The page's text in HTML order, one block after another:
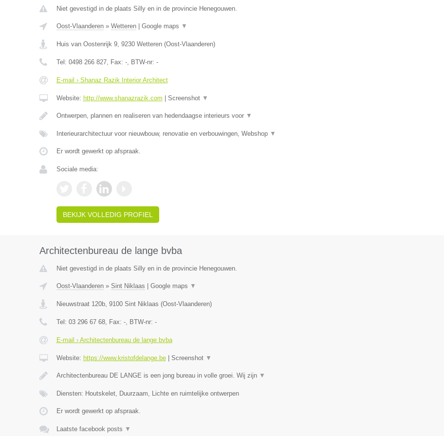
Niet gevestigd in de plaats Silly en in de provincie Henegouwen.
Oost-Vlaanderen» Wetteren| Google maps ▼
Huis van Oostenrijk 9, 9230 Wetteren(Oost-Vlaanderen)
Tel: 0498 266 827, Fax: -, BTW-nr: -
E-mail › Shanaz Razik Interior Architect
Website: http://www.shanazrazik.com Screenshot ▼
Ontwerpen, plannen en realiseren van hedendaagse interieurs voor ▼
Interieurarchitectuur voor nieuwbouw, renovatie en verbouwingen, Webshop ▼
Er wordt gewerkt op afspraak.
Sociale media:
BEKIJK VOLLEDIG PROFIEL
Architectenbureau de lange bvba
Niet gevestigd in de plaats Silly en in de provincie Henegouwen.
Oost-Vlaanderen» Sint Niklaas Google maps ▼
Nieuwstraat 120b, 9100 Sint Niklaas (Oost-Vlaanderen)
Tel: 03 296 67 68, Fax: -, BTW-nr: -
E-mail › Architectenbureau de lange bvba
Website: https://www.kristofdelange.be| Screenshot ▼
Architectenbureau DE LANGE is een jong bureau in volle groei. Wij zijn ▼
Diensten: Houtskelet, Duurzaam, Lichte en ruimtelijke ontwerpen
Er wordt gewerkt op afspraak.
Laatste facebook posts ▼